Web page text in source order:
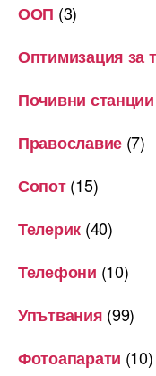
ООП (3)
Оптимизация за
Почивни станции
Православие (7)
Сопот(15)
Телерик (40)
Телефони (10)
Упътвания (99)
Фотоапарати (10)